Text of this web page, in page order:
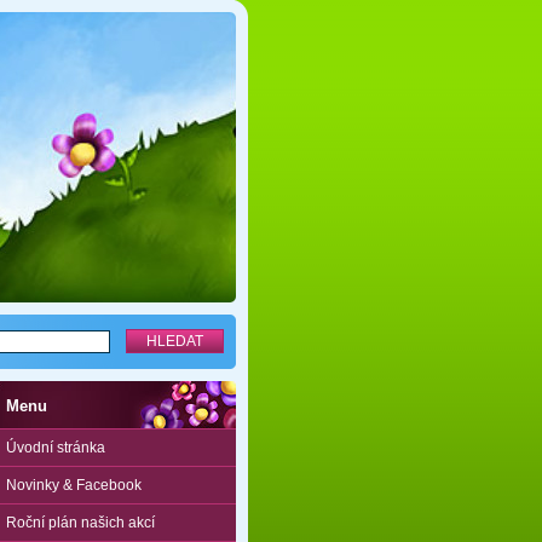
Menu
Úvodní stránka
Novinky & Facebook
Roční plán našich akcí